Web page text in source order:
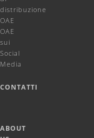
distribuzione
OAE
OAE
sui
Social
Media
CONTATTI
ABOUT